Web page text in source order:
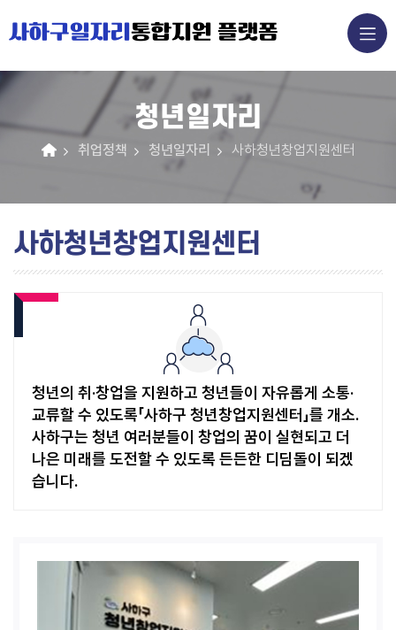
사하구일자리통합지원 플랫폼
청년일자리
취업정책 청년일자리 사하청년창업지원센터
사하청년창업지원센터
청년의 취·창업을 지원하고 청년들이 자유롭게 소통·
교류할 수 있도록「사하구 청년창업지원센터」를 개소.
사하구는 청년 여러분들이 창업의 꿈이 실현되고 더
나은 미래를 도전할 수 있도록 든든한 디딤돌이 되겠
습니다.